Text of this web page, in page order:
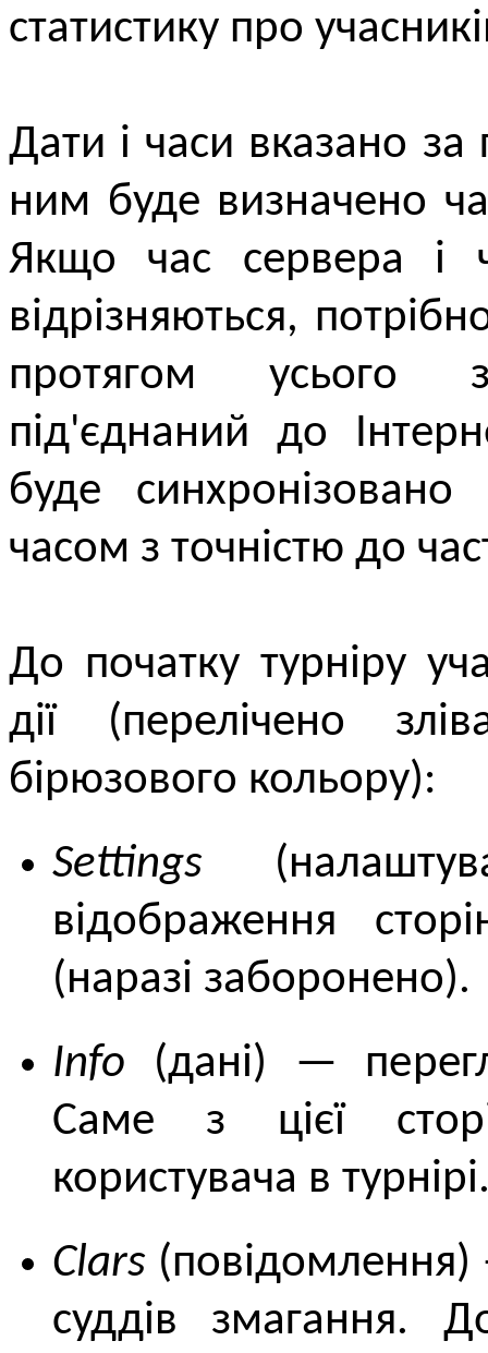
статистику про
Дати і часи вказано
ним буде визначено
Якщо час сервера і
відрізняються,
протягом усього
під'єднаний до
буде
часом з точністю до
До початку турніру
дії (перелічено
бірюзового кольору):
Settings
відображення
(наразі заборонено).
Info (дані) —
Саме з цієї
користувача в
Clars (повідомлення)
суддів змагання.